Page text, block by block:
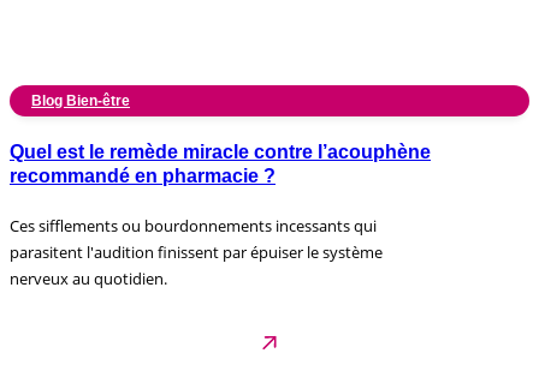
Blog Bien-être
Quel est le remède miracle contre l’acouphène
recommandé en pharmacie ?
Ces sifflements ou bourdonnements incessants qui
parasitent l'audition finissent par épuiser le système
nerveux au quotidien.